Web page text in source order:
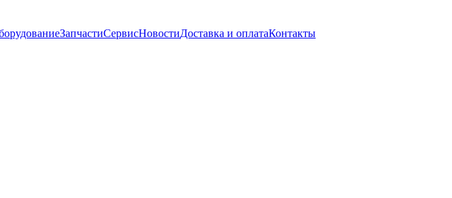
ЗапчастиСервисНовостиДоставка и оплатаКонтакты